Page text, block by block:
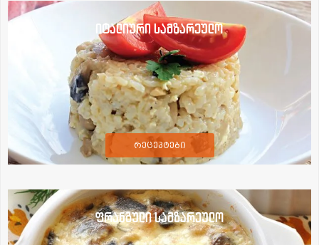
იტალიური სამზარეულო
რეცეპტები
ფრანგული სამზარეულო